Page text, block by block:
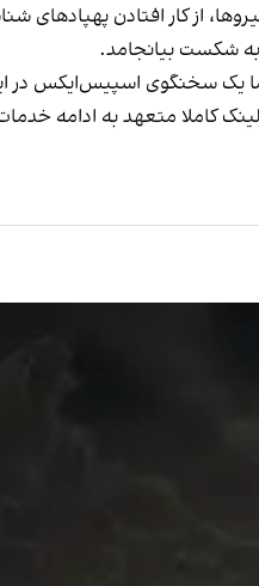
از کار افتادن پهپادهای
به شکست بیانجامد.
یک سخنگوی اسپیس‌ایکس در
کاملا متعهد به ادامه